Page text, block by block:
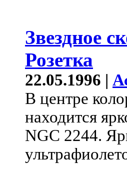
Звездное
Розетка
22.05.1996 |
В центре
находится
NGC 2244.